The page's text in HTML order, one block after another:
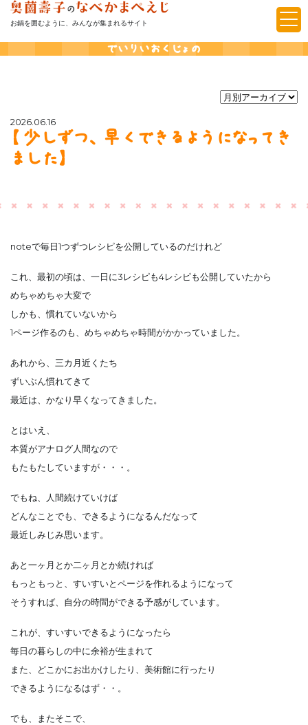
お鍋を囲むように、みんなが集まれるサイト
でいりいおくじょの
2026.06.16
【少しずつ、早くできるようになってき
ました】
noteで毎日1つずつレシピを公開しているのだけれど
これ、最初の頃は、一日に3レシピも4レシピも公開していたから
めちゃめちゃ大変で
しかも、慣れていないから
1ページ作るのも、めちゃめちゃ時間がかかっていました。
あれから、三カ月近くたち
ずいぶん慣れてきて
最近は、かなり早くなってきました。
とはいえ、
本質がアナログ人間なので
もたもたしていますが・・・。
でもね、人間続けていけば
どんなことでも、できるようになるんだなって
最近しみじみ思います。
あと一ヶ月とか二ヶ月とか続ければ
もっともっと、すいすいとページを作れるようになって
そうすれば、自分の時間ができる予感がしています。
これが、すいすいできるようになったら
毎日の暮らしの中に余裕が生まれて
また、どこかにお出かけしたり、美術館に行ったり
できるようになるはず・・。
でも、またそこで、